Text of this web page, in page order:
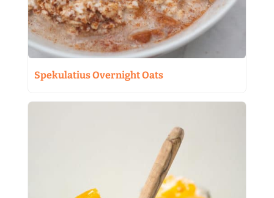
Spekulatius Overnight Oats